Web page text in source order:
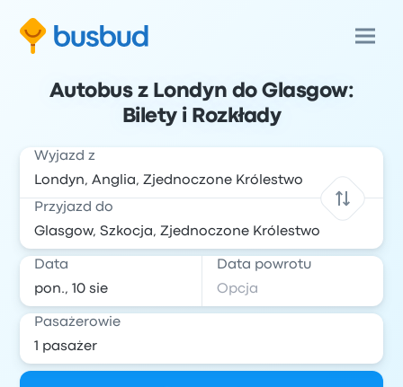
Autobus z Londyn do Glasgow:
Bilety i Rozkłady
Wyjazd z
Przyjazd do
Data Data powrotu
Pasażerowie